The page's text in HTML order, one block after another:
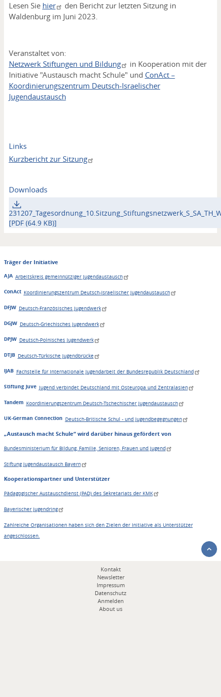
Lesen Sie hier
den Bericht zur letzten Sitzung in
Waldenburg im Juni 2023.
Veranstaltet von:
Netzwerk Stiftungen und Bildung
in Kooperation mit der
Initiative "Austausch macht Schule" und ConAct –
Koordinierungszentrum Deutsch-Israelischer
Jugendaustausch
Links
Kurzbericht zur Sitzung
Downloads
[PDF (64.9 KB)]
Träger der Initiative
AJA Arbeitskreis gemeinnütziger Jugendaustausch
ConAct Koordinierungszentrum Deutsch-Israelischer Jugendaustausch
DFJW Deutsch-Französisches Jugendwerk
DGJW Deutsch-Griechisches Jugendwerk
DPJW Deutsch-Polnisches Jugendwerk
DTJB Deutsch-Türkische Jugendbrücke
IJAB Fachstelle für Internationale Jugendarbeit der Bundesrepublik Deutschland
Stiftung Juve Jugend verbindet Deutschland mit Osteuropa und Zentralasien
Tandem Koordinierungszentrum Deutsch-Tschechischer Jugendaustausch
UK-German Connection Deutsch-Britische Schul - und Jugendbegegnungen
„Austausch macht Schule“ wird darüber hinaus gefördert von
Bundesministerium für Bildung, Familie, Senioren, Frauen und Jugend
Stiftung Jugendaustausch Bayern
Kooperationspartner und Unterstützer
Pädagogischer Austauschdienst (PAD) des Sekretariats der KMK
Bayerischer Jugendring
Zahlreiche Organisationen haben sich den Zielen der Initiative als Unterstützer
angeschlossen.
Kontakt
Newsletter
Impressum
Datenschutz
Anmelden
About us